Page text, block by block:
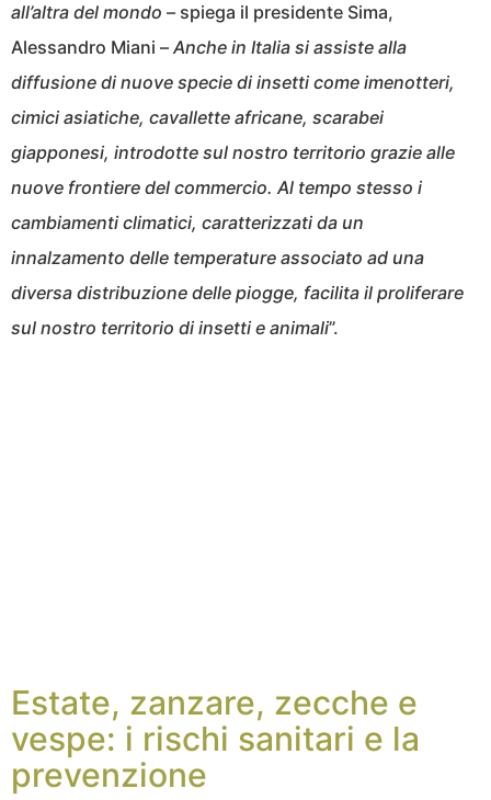
all’altra del mondo – spiega il presidente Sima,
Alessandro Miani – Anche in Italia si assiste alla
diffusione di nuove specie di insetti come imenotteri,
cimici asiatiche, cavallette africane, scarabei
giapponesi, introdotte sul nostro territorio grazie alle
nuove frontiere del commercio. Al tempo stesso i
cambiamenti climatici, caratterizzati da un
innalzamento delle temperature associato ad una
diversa distribuzione delle piogge, facilita il proliferare
sul nostro territorio di insetti e animali”.
Estate, zanzare, zecche e
vespe: i rischi sanitari e la
prevenzione